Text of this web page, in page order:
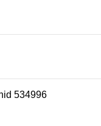
534996